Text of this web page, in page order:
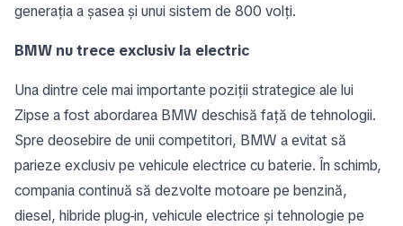
generația a șasea și unui sistem de 800 volți.
BMW nu trece exclusiv la electric
Una dintre cele mai importante poziții strategice ale lui
Zipse a fost abordarea BMW deschisă față de tehnologii.
Spre deosebire de unii competitori, BMW a evitat să
parieze exclusiv pe vehicule electrice cu baterie. În schimb,
compania continuă să dezvolte motoare pe benzină,
diesel, hibride plug-in, vehicule electrice și tehnologie pe